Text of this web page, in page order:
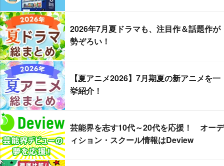
2026年7月夏ドラマも、注目作＆話題作が
勢ぞろい！
【夏アニメ2026】7月期夏の新アニメを一
挙紹介！
芸能界を志す10代～20代を応援！ オーデ
ィション・スクール情報はDeview